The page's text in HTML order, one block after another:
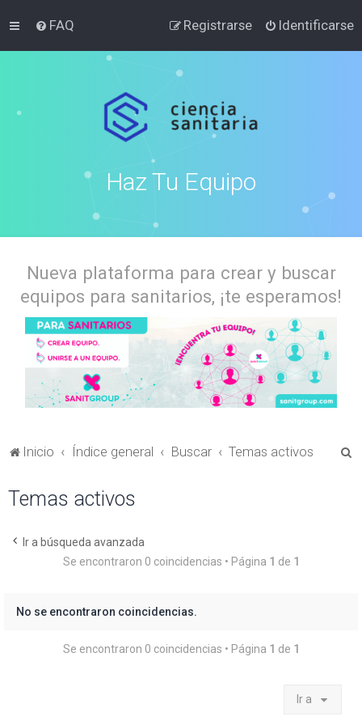
FAQ Identificarse
Registrarse
Haz Tu Equipo
Nueva plataforma para crear y buscar
equipos para sanitarios, ¡te esperamos!
Inicio Índice general Buscar Temas activos
Temas activos
Ir a búsqueda avanzada
Se encontraron 0 coincidencias • Página 1 de 1
No se encontraron coincidencias.
Se encontraron 0 coincidencias • Página 1 de 1
Ir a